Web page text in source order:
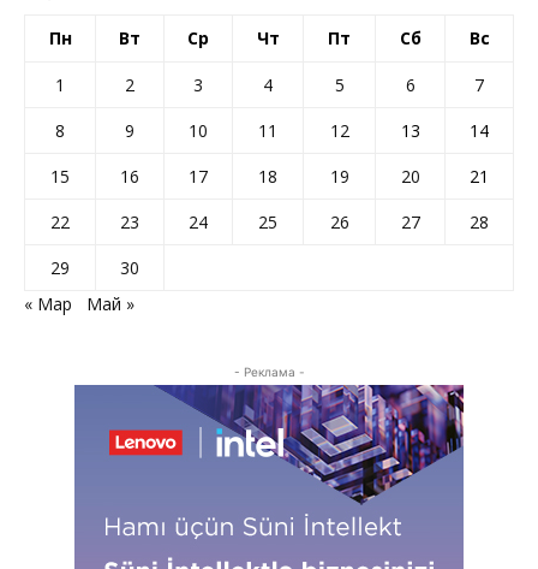
Пн Вт Ср Чт Пт Сб Вс
1 2 3 4 5 6
7
8
9 10 11 12 13
14
15
16 17 18 19 20
21
22
23 24 25 26 27
28
29
30
« Мар
Май »
- Реклама -